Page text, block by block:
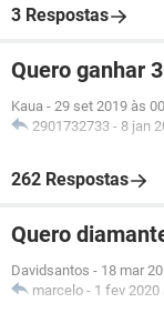
3 Respostas
Quero ganhar
Kaua - 29 set 2019 às
2901732733 - 8 jan
262 Respostas
Quero
Davidsantos - 18 mar
marcelo - 1 fev 2020